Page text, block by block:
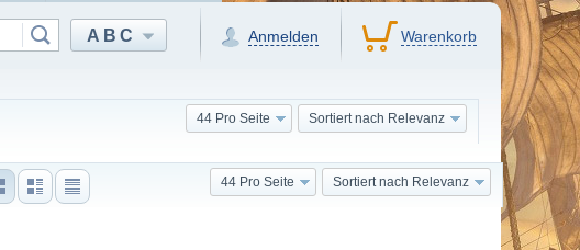
ABC Anmelden Warenkorb
Sortiert nach Relevanz
44 Pro Seite
Sortiert nach Relevanz
44 Pro Seite